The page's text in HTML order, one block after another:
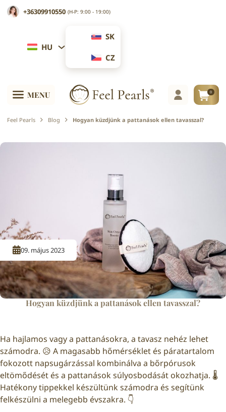
+36309910550 (H-P: 9:00 - 19:00)
HU
SK
CZ
MENU 0
Feel Pearls Blog Hogyan küzdjünk a pattanások ellen tavasszal?
09. május 2023
Hogyan küzdjünk a pattanások ellen tavasszal?
Ha hajlamos vagy a pattanásokra, a tavasz nehéz lehet
számodra. 😥 A magasabb hőmérséklet és páratartalom
fokozott napsugárzással kombinálva a bőrpórusok
eltömődését és a pattanások súlyosbodását okozhatja. 🌡️
Hatékony tippekkel készültünk számodra és segítünk
felkészülni a melegebb évszakra. 👇